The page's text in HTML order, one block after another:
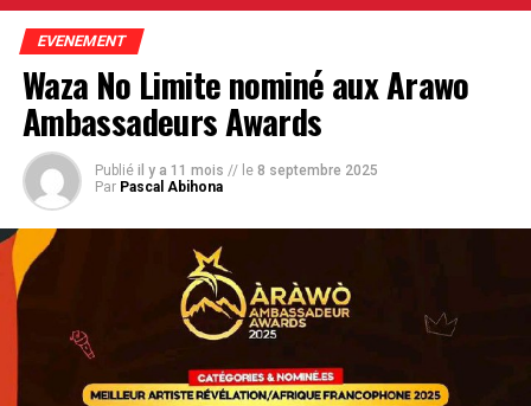
EVENEMENT
Waza No Limite nominé aux Arawo
Ambassadeurs Awards
Publié il y a 11 mois // le 8 septembre 2025
Par Pascal Abihona